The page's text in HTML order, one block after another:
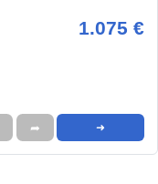
1.075 €
➦ ➜